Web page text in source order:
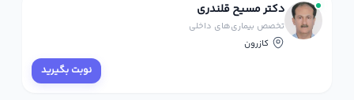
دکتر مسیح قلندری
تخصص بیماری‌های داخلی
کازرون
نوبت بگیرید